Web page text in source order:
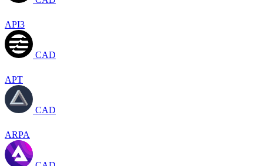
API3
CAD
APT
CAD
ARPA